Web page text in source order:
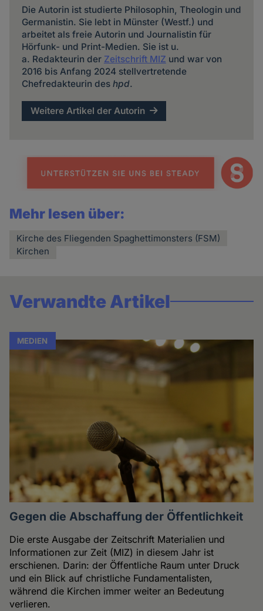
Die Autorin ist studierte Philosophin, Theologin und
Germanistin. Sie lebt in Münster (Westf.) und
arbeitet als freie Autorin und Journalistin für
Hörfunk- und Print-Medien. Sie ist u.
a. Redakteurin der Zeitschrift MIZ und war von
2016 bis Anfang 2024 stellvertretende
Chefredakteurin des hpd.
Weitere Artikel der Autorin
Mehr lesen über:
Kirche des Fliegenden Spaghettimonsters (FSM)
Kirchen
Verwandte Artikel
MEDIEN
Gegen die Abschaffung der Öffentlichkeit
Die erste Ausgabe der Zeitschrift Materialien und
Informationen zur Zeit (MIZ) in diesem Jahr ist
erschienen. Darin: der Öffentliche Raum unter Druck
und ein Blick auf christliche Fundamentalisten,
während die Kirchen immer weiter an Bedeutung
verlieren.